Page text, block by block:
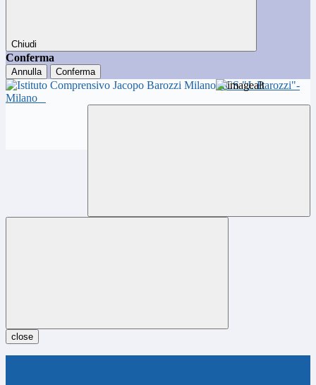
Chiudi
Conferma
Annulla Conferma
ICS "J. Barozzi"-
Milano
close